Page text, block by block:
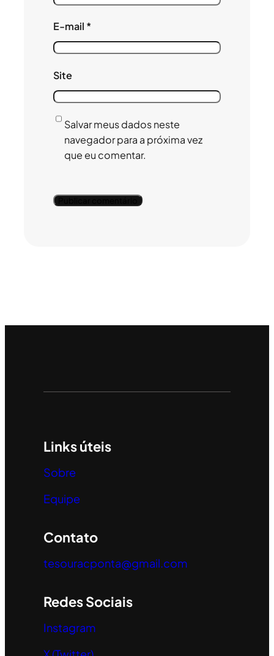
E-mail *
Site
Salvar meus dados neste
navegador para a próxima vez
que eu comentar.
Links úteis
Sobre
Equipe
Contato
tesouracponta@gmail.com
Redes Sociais
Instagram